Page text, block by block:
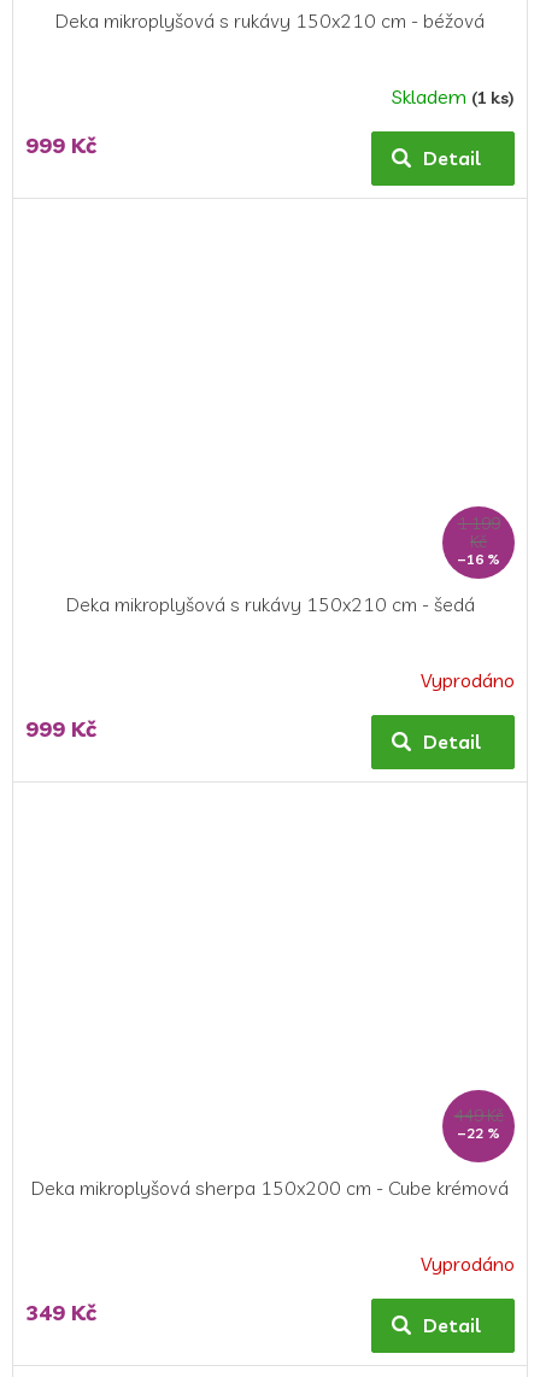
Deka mikroplyšová s rukávy 150x210 cm - béžová
Skladem (1 ks)
999 Kč Detail
1 199
Kč
–16 %
Deka mikroplyšová s rukávy 150x210 cm - šedá
Vyprodáno
999 Kč Detail
449 Kč
–22 %
Deka mikroplyšová sherpa 150x200 cm - Cube krémová
Vyprodáno
349 Kč Detail